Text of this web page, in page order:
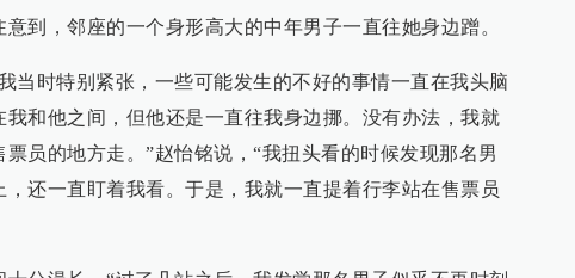
到，邻座的一个身形高大的中年男子一直往她身边蹭。
当时特别紧张，一些可能发生的不好的事情一直在我头脑
我和他之间，但他还是一直往我身边挪。没有办法，我就
员的地方走。”赵怡铭说，“我扭头看的时候发现那名男
还一直盯着我看。于是，我就一直提着行李站在售票员